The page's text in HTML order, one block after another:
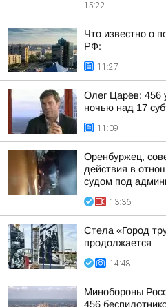
15:22
Что известно о
РФ:
11:27
Олег Царёв: 456
ночью над 17
11:09
Оренбуржец,
действия в
судом под
13:36
Стела «Город
продолжается
14:48
Минобороны
456